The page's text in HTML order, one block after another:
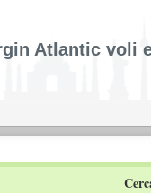
Atlantic voli